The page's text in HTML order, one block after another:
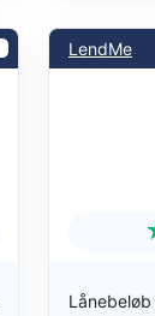
LendMe
Lånebeløb